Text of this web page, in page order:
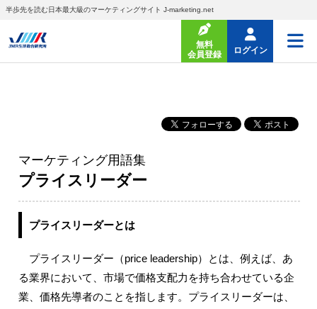
半歩先を読む日本最大級のマーケティングサイト J-marketing.net
無料
会員登録
ログイン
マーケティング用語集
プライスリーダー
プライスリーダーとは
プライスリーダー（price leadership）とは、例えば、あ
る業界において、市場で価格支配力を持ち合わせている企
業、価格先導者のことを指します。プライスリーダーは、